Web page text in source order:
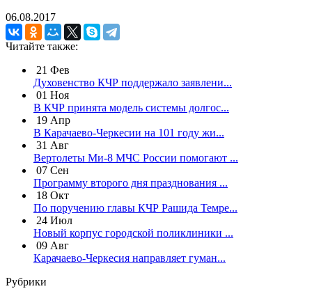
06.08.2017
Читайте также:
21 Фев
Духовенство КЧР поддержало заявлени...
01 Ноя
В КЧР принята модель системы долгос...
19 Апр
В Карачаево-Черкесии на 101 году жи...
31 Авг
Вертолеты Ми-8 МЧС России помогают ...
07 Сен
Программу второго дня празднования ...
18 Окт
По поручению главы КЧР Рашида Темре...
24 Июл
Новый корпус городской поликлиники ...
09 Авг
Карачаево-Черкесия направляет гуман...
Рубрики